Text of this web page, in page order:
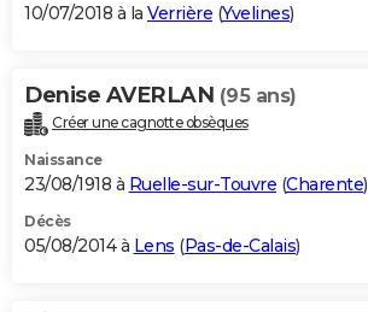
10/07/2018 à la Verrière (Yvelines)
Denise AVERLAN (95 ans)
Créer une cagnotte obsèques
Naissance
23/08/1918 à Ruelle-sur-Touvre (Charente)
Décès
05/08/2014 à Lens (Pas-de-Calais)